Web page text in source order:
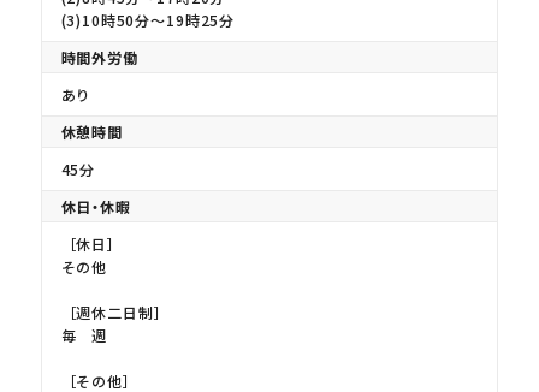
(3)10時50分〜19時25分
時間外労働
あり
休憩時間
45分
休日・休暇
［休日］
その他
［週休二日制］
毎 週
［その他］